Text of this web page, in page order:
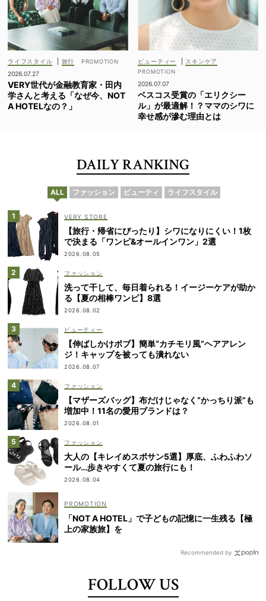
ライフスタイル
旅行
2026.07.27
VERY世代が金融教育家・田内
学さんと考える「なぜ今、NOT
A HOTELなの？」
ビューティー スキンケア
2026.07.07
ベスコス受賞の「エリクシー
ル」が最適解！？ママのシワに
幸せ感が滲む理由とは
DAILY RANKING
ALL ファッション ビューティ ライフスタイル
VERY STORE
【旅行・帰省にぴったり】シワになりにくい！1枚
で決まる「ワンピ&オールインワン」2選
2026.08.05
ファッション
洗って干して、毎日着られる！イージーケアが助か
る【夏の相棒ワンピ】8選
2026.08.02
ビューティー
【伸ばしかけボブ】簡単“カチモリ風”ヘアアレン
ジ！キャップを被っても潰れない
2026.08.07
ファッション
【マザーズバッグ】布だけじゃなく“かっちり派”も
増加中！11名の愛用ブランドは？
2026.08.01
ファッション
大人の【キレイめスポサン5選】厚底、ふわふわソ
ール…歩きやすくて夏の旅行にも！
2026.08.04
「NOT A HOTEL」で子どもの記憶に一生残る【極
上の家族旅】を
Recommended by
FOLLOW US